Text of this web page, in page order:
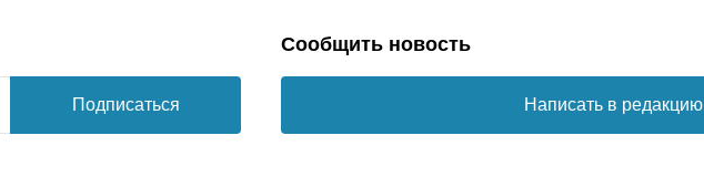
Подписаться
Сообщить новость
Написать в редакцию